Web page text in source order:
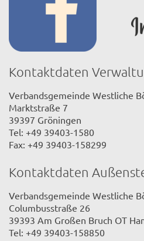
Kontaktdaten
Verbandsgemeinde Westliche
Marktstraße 7
39397 Gröningen
Tel: +49 39403-1580
Fax: +49 39403-158299
Kontaktdaten
Verbandsgemeinde Westliche
Columbusstraße 26
39393 Am Großen Bruch OT
Tel: +49 39403-158850